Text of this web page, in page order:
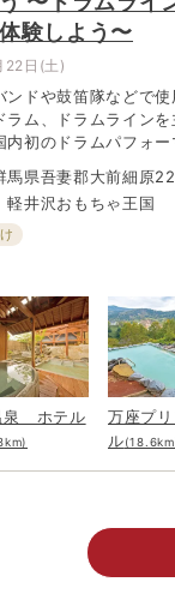
験しよう〜
22日(土)
ンドや鼓笛隊などで使
ラム、ドラムライン
内初のドラムパフォー
」（コア）のパフ
ーチングパーカッショ
フォーマンスとお友達
!
馬県吾妻郡大前細原
軽井沢おもちゃ王国
泉 ホテル
万座プ
ル